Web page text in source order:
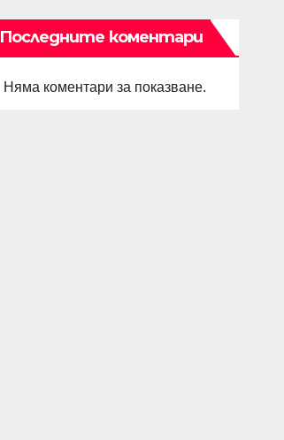
Последните коментари
Няма коментари за показване.